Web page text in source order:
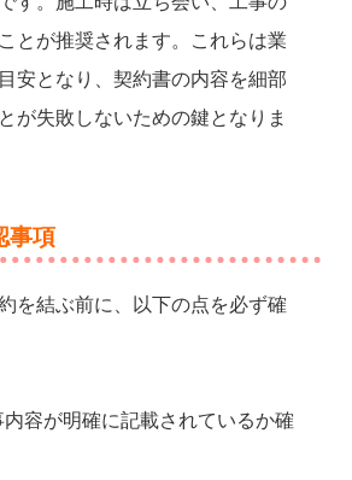
とが推奨されます。これらは業
安となり、契約書の内容を細部
が失敗しないための鍵となりま
事項
を結ぶ前に、以下の点を必ず確
容が明確に記載されているか確